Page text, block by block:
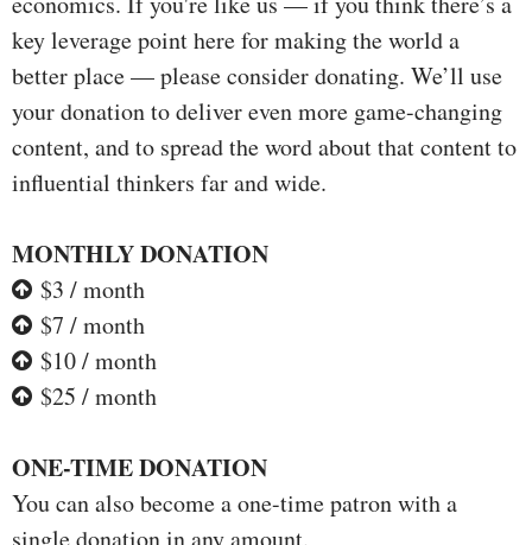
key leverage point here for making the world a
better place — please consider donating. We’ll use
your donation to deliver even more game-changing
content, and to spread the word about that content to
influential thinkers far and wide.
MONTHLY DONATION
$3 / month
$7 / month
$10 / month
$25 / month
ONE-TIME DONATION
You can also become a one-time patron with a